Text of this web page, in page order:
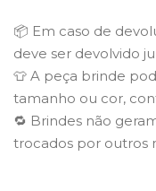
📦 Em caso de
deve ser devolvido
👕 A peça brinde
tamanho ou cor,
🔁 Brindes não
trocados por outros